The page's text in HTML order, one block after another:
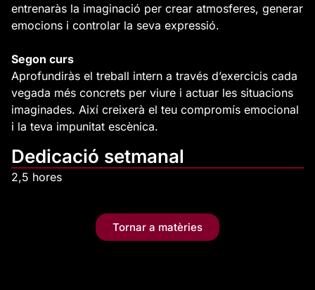
entrenaràs la imaginació per crear atmosferes, generar
emocions i controlar la seva expressió.
Segon curs
Aprofundiràs el treball intern a través d’exercicis cada
vegada més concrets per viure i actuar les situacions
imaginades. Així creixerà el teu compromís emocional
i la teva impunitat escènica.
Dedicació setmanal
2,5 hores
Tornar a matèries